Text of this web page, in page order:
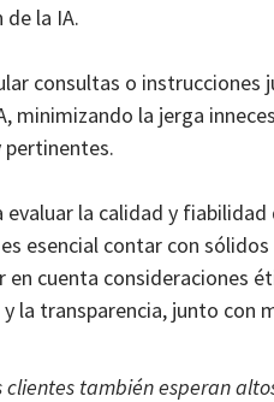
la IA.
consultas o instrucciones
minimizando la jerga
pertinentes.
evaluar la calidad y
esencial contar con
cuenta consideraciones
la transparencia, junto con
también esperan